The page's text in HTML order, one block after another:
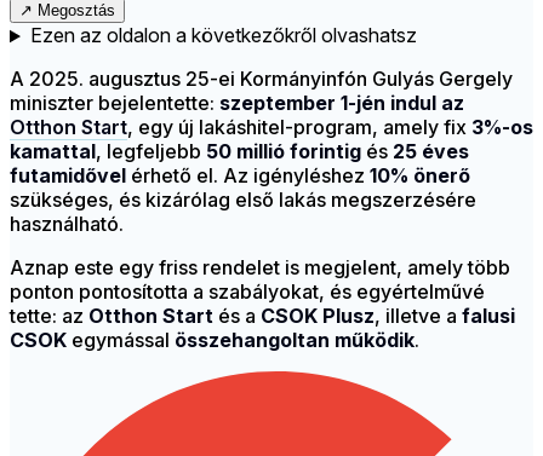
↗ Megosztás
Ezen az oldalon a következőkről olvashatsz
A 2025. augusztus 25-ei Kormányinfón Gulyás Gergely
miniszter bejelentette: szeptember 1-jén indul az
Otthon Start, egy új lakáshitel-program, amely fix 3%-os
kamattal, legfeljebb 50 millió forintig és 25 éves
futamidővel érhető el. Az igényléshez 10% önerő
szükséges, és kizárólag első lakás megszerzésére
használható.
Aznap este egy friss rendelet is megjelent, amely több
ponton pontosította a szabályokat, és egyértelművé
tette: az Otthon Start és a CSOK Plusz, illetve a falusi
CSOK egymással összehangoltan működik.